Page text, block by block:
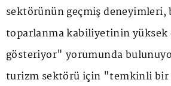
sektörünün geçmiş
toparlanma kabiliyetinin yüksek
gösteriyor" yorumunda
turizm sektörü için "temkinli